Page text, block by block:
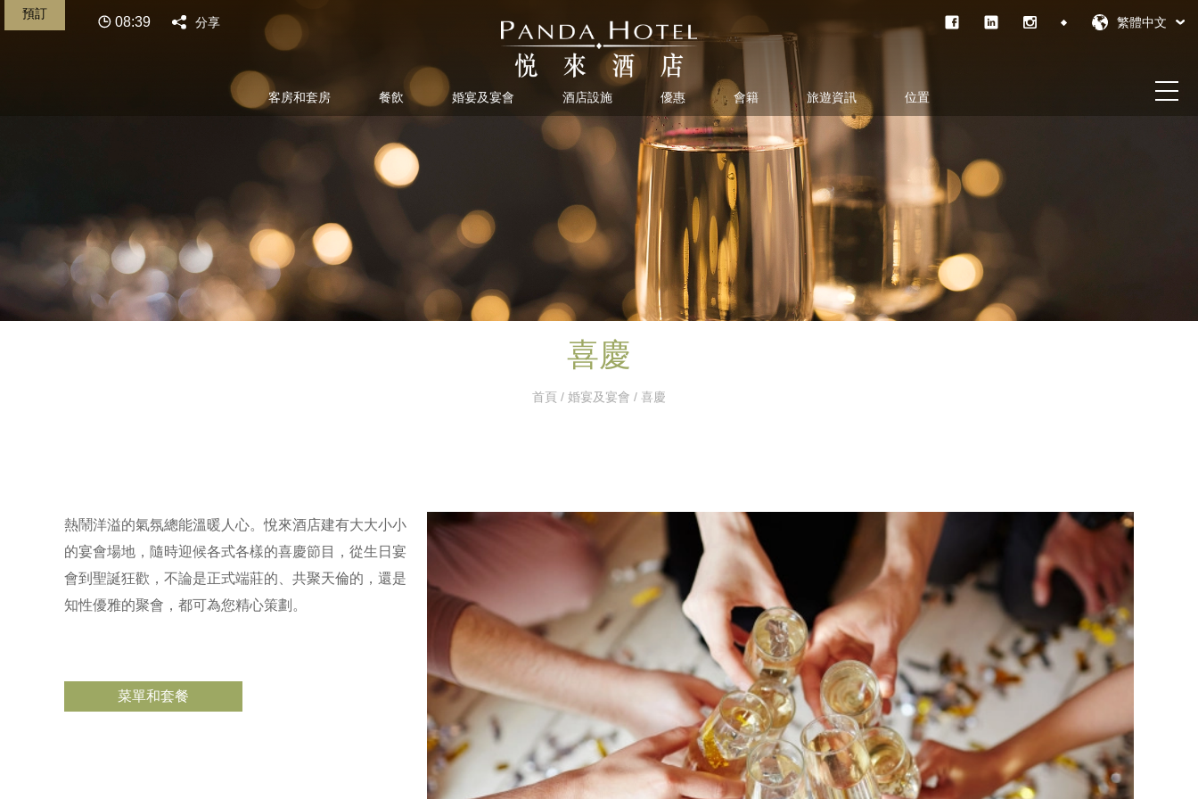
預訂
08:39 分享 繁體中文
客房和套房 餐飲 婚宴及宴會 酒店設施 優惠 會籍 旅遊資訊 位置
喜慶
首頁 / 婚宴及宴會 / 喜慶
熱鬧洋溢的氣氛總能溫暖人心。悅來酒店建有大大小小
的宴會場地，隨時迎候各式各樣的喜慶節目，從生日宴
會到聖誕狂歡，不論是正式端莊的、共聚天倫的，還是
知性優雅的聚會，都可為您精心策劃。
菜單和套餐